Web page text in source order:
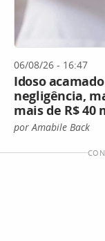
06/08/26 - 16:47
Idoso
negligência,
mais de R$ 40
por Amabile Back